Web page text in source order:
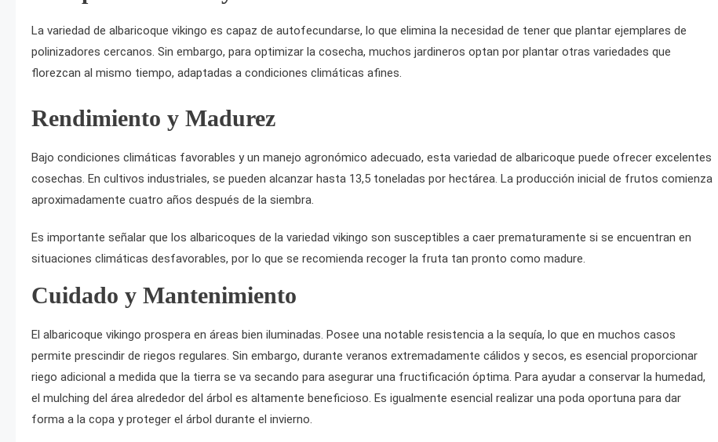
La variedad de albaricoque vikingo es capaz de autofecundarse, lo que elimina la necesidad de tener que plantar ejemplares de
polinizadores cercanos. Sin embargo, para optimizar la cosecha, muchos jardineros optan por plantar otras variedades que
florezcan al mismo tiempo, adaptadas a condiciones climáticas afines.
Rendimiento y Madurez
Bajo condiciones climáticas favorables y un manejo agronómico adecuado, esta variedad de albaricoque puede ofrecer excelentes
cosechas. En cultivos industriales, se pueden alcanzar hasta 13,5 toneladas por hectárea. La producción inicial de frutos comienza
aproximadamente cuatro años después de la siembra.
Es importante señalar que los albaricoques de la variedad vikingo son susceptibles a caer prematuramente si se encuentran en
situaciones climáticas desfavorables, por lo que se recomienda recoger la fruta tan pronto como madure.
Cuidado y Mantenimiento
El albaricoque vikingo prospera en áreas bien iluminadas. Posee una notable resistencia a la sequía, lo que en muchos casos
permite prescindir de riegos regulares. Sin embargo, durante veranos extremadamente cálidos y secos, es esencial proporcionar
riego adicional a medida que la tierra se va secando para asegurar una fructificación óptima. Para ayudar a conservar la humedad,
el mulching del área alrededor del árbol es altamente beneficioso. Es igualmente esencial realizar una poda oportuna para dar
forma a la copa y proteger el árbol durante el invierno.